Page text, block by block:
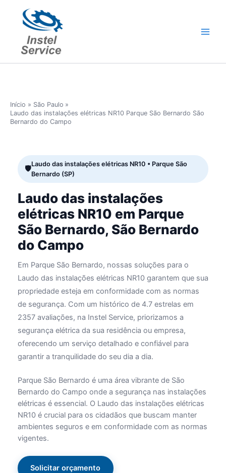
conteúdo
Início
São Paulo
Laudo das instalações elétricas NR10 Parque São Bernardo São
Bernardo do Campo
Laudo das instalações elétricas NR10 • Parque São
Bernardo (SP)
Laudo das instalações
elétricas NR10 em Parque
São Bernardo, São Bernardo
do Campo
Em Parque São Bernardo, nossas soluções para o
Laudo das instalações elétricas NR10 garantem que sua
propriedade esteja em conformidade com as normas
de segurança. Com um histórico de 4.7 estrelas em
2357 avaliações, na Instel Service, priorizamos a
segurança elétrica da sua residência ou empresa,
oferecendo um serviço detalhado e confiável para
garantir a tranquilidade do seu dia a dia.
Parque São Bernardo é uma área vibrante de São
Bernardo do Campo onde a segurança nas instalações
elétricas é essencial. O Laudo das instalações elétricas
NR10 é crucial para os cidadãos que buscam manter
ambientes seguros e em conformidade com as normas
vigentes.
Solicitar orçamento